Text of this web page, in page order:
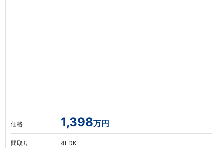
価格 1,398万円
間取り 4LDK